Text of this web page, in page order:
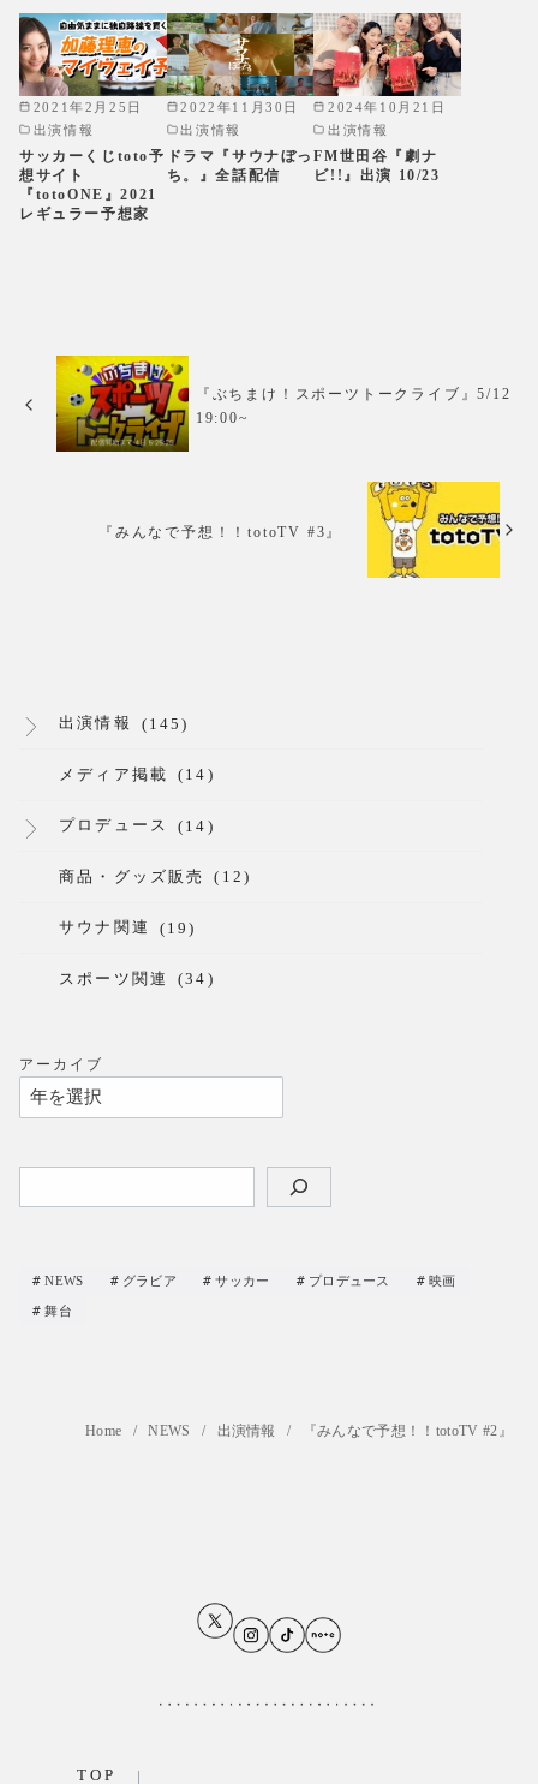
2021年2月25日
出演情報
サッカーくじtoto予
想サイト
『totoONE』2021
レギュラー予想家
2022年11月30日
出演情報
ドラマ『サウナぼっ
ち。』全話配信
2024年10月21日
出演情報
FM世田谷『劇ナ
ビ!!』出演 10/23
『ぶちまけ！スポーツトークライブ』5/12
19:00~
『みんなで予想！！totoTV #3』
出演情報 (145)
メディア掲載 (14)
プロデュース (14)
商品・グッズ販売 (12)
サウナ関連 (19)
スポーツ関連 (34)
アーカイブ
NEWS グラビア サッカー プロデュース 映画
舞台
Home NEWS 出演情報 『みんなで予想！！totoTV #2』
TOP